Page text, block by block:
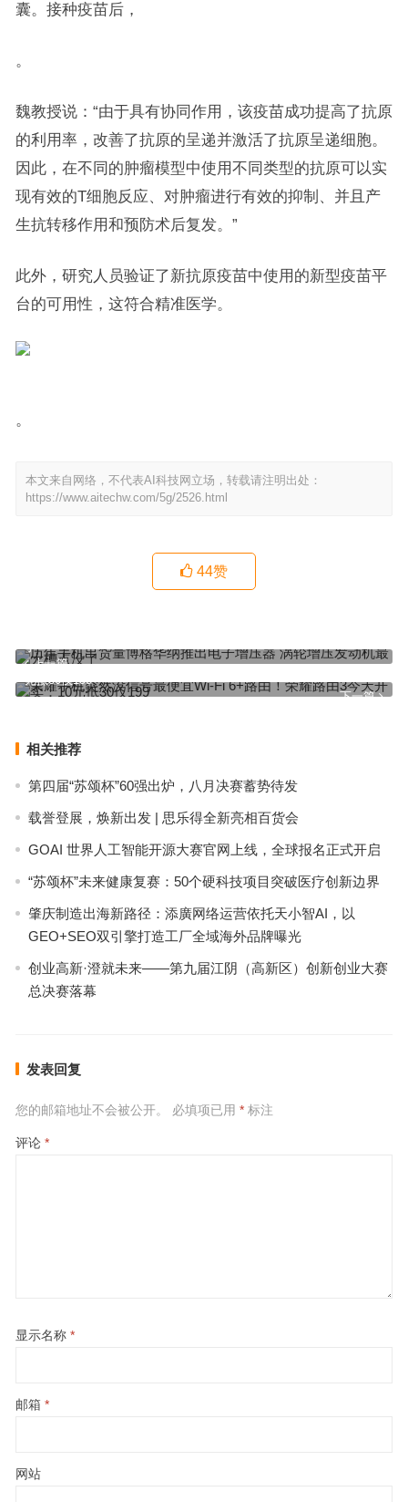
囊。接种疫苗后，
。
魏教授说：“由于具有协同作用，该疫苗成功提高了抗原
的利用率，改善了抗原的呈递并激活了抗原呈递细胞。
因此，在不同的肿瘤模型中使用不同类型的抗原可以实
现有效的T细胞反应、对肿瘤进行有效的抑制、并且产
生抗转移作用和预防术后复发。”
此外，研究人员验证了新抗原疫苗中使用的新型疫苗平
台的可用性，这符合精准医学。
。
本文来自网络，不代表AI科技网立场，转载请注明出处：
https://www.aitechw.com/5g/2526.html
44赞
上一篇
了
下一篇
荣耀手机突然没信号最便宜Wi-Fi 6+路由！荣耀路由3今天开卖：10
元抵30仅199
相关推荐
第四届“苏颂杯”60强出炉，八月决赛蓄势待发
载誉登展，焕新出发 | 思乐得全新亮相百货会
GOAI 世界人工智能开源大赛官网上线，全球报名正式开启
“苏颂杯”未来健康复赛：50个硬科技项目突破医疗创新边界
肇庆制造出海新路径：添廣网络运营依托天小智AI，以
GEO+SEO双引擎打造工厂全域海外品牌曝光
创业高新·澄就未来——第九届江阴（高新区）创新创业大赛
总决赛落幕
发表回复
您的邮箱地址不会被公开。 必填项已用 *标注
评论 *
显示名称 *
邮箱 *
网站